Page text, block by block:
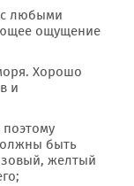
с любыми
ощущение
Хорошо
и
быть
желтый